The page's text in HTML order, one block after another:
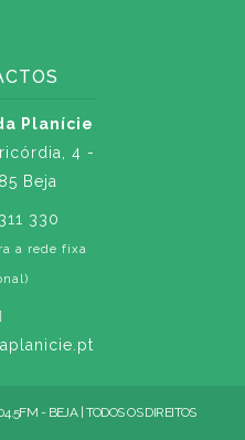
Planície
4 -
Beja
330
a rede fixa
- BEJA | TODOS OS DIREITOS